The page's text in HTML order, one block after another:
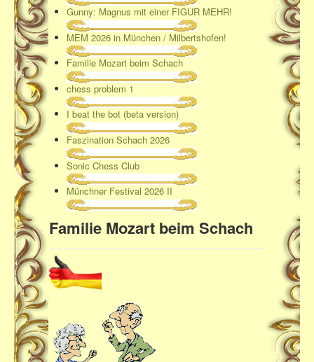
Gunny: Magnus mit einer FIGUR MEHR!
MEM 2026 in München / Milbertshofen!
Familie Mozart beim Schach
chess problem 1
I beat the bot (beta version)
Faszination Schach 2026
Sonic Chess Club
Münchner Festival 2026 II
Familie Mozart beim Schach